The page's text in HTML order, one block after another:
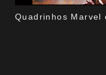
Quadrinhos Marvel